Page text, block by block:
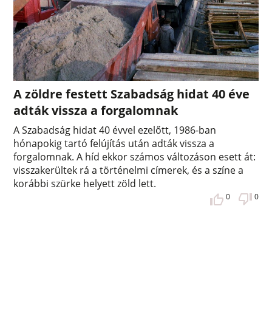
A zöldre festett Szabadság hidat 40 éve
adták vissza a forgalomnak
A Szabadság hidat 40 évvel ezelőtt, 1986-ban
hónapokig tartó felújítás után adták vissza a
forgalomnak. A híd ekkor számos változáson esett át:
visszakerültek rá a történelmi címerek, és a színe a
korábbi szürke helyett zöld lett.
0 0